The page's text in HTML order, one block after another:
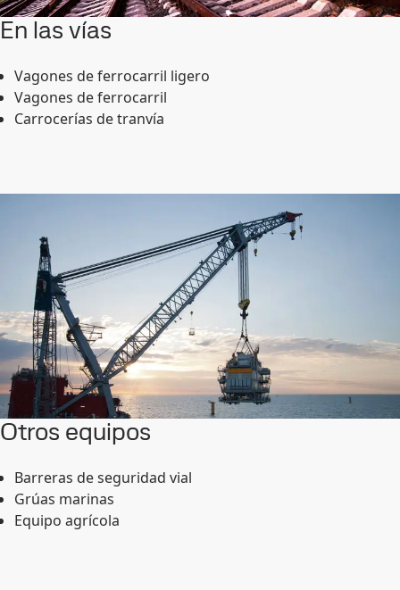
En las vías
Vagones de ferrocarril ligero
Vagones de ferrocarril
Carrocerías de tranvía
Otros equipos
Barreras de seguridad vial
Grúas marinas
Equipo agrícola